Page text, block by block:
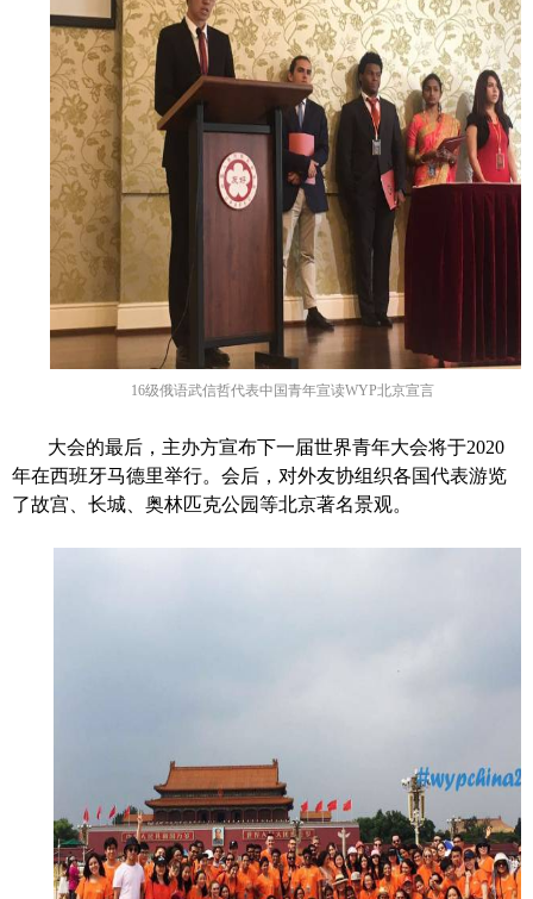
16级俄语武信哲代表中国青年宣读WYP北京宣言
大会的最后，主办方宣布下一届世界青年大会将于2020
年在西班牙马德里举行。会后，对外友协组织各国代表游览
了故宫、长城、奥林匹克公园等北京著名景观。